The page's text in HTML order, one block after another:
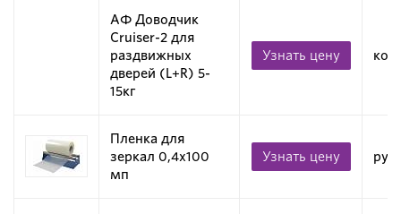
АФ Доводчик
Cruiser-2 для
раздвижных
дверей (L+R) 5-
15кг
Узнать цену
Пленка для
зеркал 0,4х100
мп
Узнать цену рул